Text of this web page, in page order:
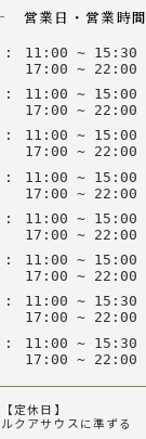
営業日・営業時間
: 11 : 00 ~ 15 : 30
17 : 00 ~ 22 : 00
: 11 : 00 ~ 15 : 00
17 : 00 ~ 22 : 00
: 11 : 00 ~ 15 : 00
17 : 00 ~ 22 : 00
: 11 : 00 ~ 15 : 00
17 : 00 ~ 22 : 00
: 11 : 00 ~ 15 : 00
17 : 00 ~ 22 : 00
: 11 : 00 ~ 15 : 00
17 : 00 ~ 22 : 00
: 11 : 00 ~ 15 : 30
17 : 00 ~ 22 : 00
: 11 : 00 ~ 15 : 30
17 : 00 ~ 22 : 00
【定休日】
ルクアサウスに準ずる